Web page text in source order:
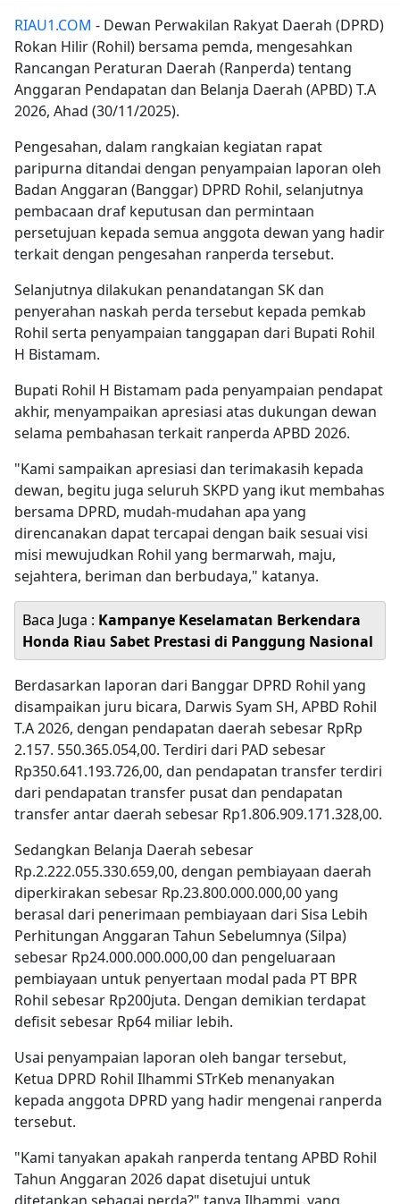
RIAU1.COM - Dewan Perwakilan Rakyat Daerah (DPRD)
Rokan Hilir (Rohil) bersama pemda, mengesahkan
Rancangan Peraturan Daerah (Ranperda) tentang
Anggaran Pendapatan dan Belanja Daerah (APBD) T.A
2026, Ahad (30/11/2025).
Pengesahan, dalam rangkaian kegiatan rapat
paripurna ditandai dengan penyampaian laporan oleh
Badan Anggaran (Banggar) DPRD Rohil, selanjutnya
pembacaan draf keputusan dan permintaan
persetujuan kepada semua anggota dewan yang hadir
terkait dengan pengesahan ranperda tersebut.
Selanjutnya dilakukan penandatangan SK dan
penyerahan naskah perda tersebut kepada pemkab
Rohil serta penyampaian tanggapan dari Bupati Rohil
H Bistamam.
Bupati Rohil H Bistamam pada penyampaian pendapat
akhir, menyampaikan apresiasi atas dukungan dewan
selama pembahasan terkait ranperda APBD 2026.
"Kami sampaikan apresiasi dan terimakasih kepada
dewan, begitu juga seluruh SKPD yang ikut membahas
bersama DPRD, mudah-mudahan apa yang
direncanakan dapat tercapai dengan baik sesuai visi
misi mewujudkan Rohil yang bermarwah, maju,
sejahtera, beriman dan berbudaya," katanya.
Baca Juga : Kampanye Keselamatan Berkendara
Honda Riau Sabet Prestasi di Panggung Nasional
Berdasarkan laporan dari Banggar DPRD Rohil yang
disampaikan juru bicara, Darwis Syam SH, APBD Rohil
T.A 2026, dengan pendapatan daerah sebesar RpRp
2.157. 550.365.054,00. Terdiri dari PAD sebesar
Rp350.641.193.726,00, dan pendapatan transfer terdiri
dari pendapatan transfer pusat dan pendapatan
transfer antar daerah sebesar Rp1.806.909.171.328,00.
Sedangkan Belanja Daerah sebesar
Rp.2.222.055.330.659,00, dengan pembiayaan daerah
diperkirakan sebesar Rp.23.800.000.000,00 yang
berasal dari penerimaan pembiayaan dari Sisa Lebih
Perhitungan Anggaran Tahun Sebelumnya (Silpa)
sebesar Rp24.000.000.000,00 dan pengeluaraan
pembiayaan untuk penyertaan modal pada PT BPR
Rohil sebesar Rp200juta. Dengan demikian terdapat
defisit sebesar Rp64 miliar lebih.
Usai penyampaian laporan oleh bangar tersebut,
Ketua DPRD Rohil Ilhammi STrKeb menanyakan
kepada anggota DPRD yang hadir mengenai ranperda
tersebut.
"Kami tanyakan apakah ranperda tentang APBD Rohil
Tahun Anggaran 2026 dapat disetujui untuk